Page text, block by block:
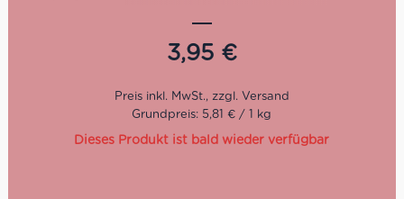
Passierte Tomaten Bio in der Glasflasche
Keine lange Kochzeit
Lieferzeit: 2-3 Tage
3,95 €
Grundpreis: 5,81 € / 1 kg
Dieses Produkt ist bald wieder verfügbar